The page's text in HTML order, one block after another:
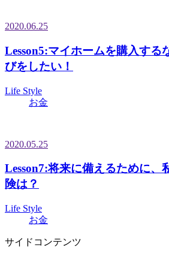
2020.06.25
Lesson5:マイホームを購入する
びをしたい！
Life Style
お金
2020.05.25
Lesson7:将来に備えるために、
険は？
Life Style
お金
サイドコンテンツ